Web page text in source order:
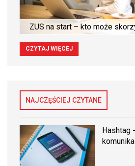
ZUS na start – kto może
CZYTAJ WIĘCEJ
NAJCZĘŚCIEJ CZYTANE
Hashtag